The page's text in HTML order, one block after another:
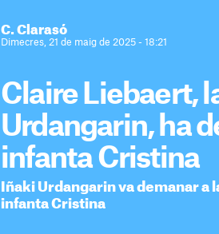
C. Clarasó
Dimecres, 21 de maig de 2025 - 18:21
Claire Liebaert,
Urdangarin, ha
infanta Cristina
Iñaki Urdangarin va demanar a
infanta Cristina